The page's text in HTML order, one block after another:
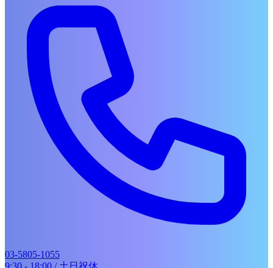
03-5805-1055
9:30 - 18:00 / 土日祝休
WORKS
SERVICES
展示会ブース・ショールーム
イベント企画・運営
音楽・動画制作
地域イベント企画
COMPANY
RECRUIT
CONTACT
展示会ブース・ショールーム
地域イベント企画